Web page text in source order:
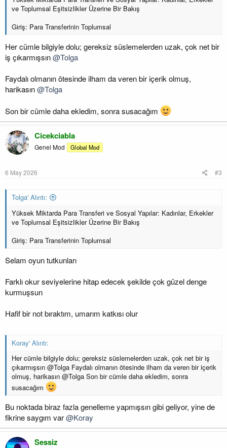
ve Toplumsal Eşitsizlikler Üzerine Bir Bakış
Giriş: Para Transferinin Toplumsal
Her cümle bilgiyle dolu; gereksiz süslemelerden uzak, çok net bir
iş çıkarmışsın@Tolga
Faydalı olmanın ötesinde ilham da veren bir içerik olmuş,
harikasın@Tolga
Son bir cümle daha ekledim, sonra susacağım
Cicekciabla
Genel Mod Global Mod
6 May 2026 #3
Tolga' Alıntı:
Yüksek Miktarda Para Transferi ve Sosyal Yapılar: Kadınlar, Erkekler
ve Toplumsal Eşitsizlikler Üzerine Bir Bakış
Giriş: Para Transferinin Toplumsal
Selam oyun tutkunları
Farklı okur seviyelerine hitap edecek şekilde çok güzel denge
kurmuşsun
Hafif bir not bıraktım, umarım katkısı olur
Koray' Alıntı:
Her cümle bilgiyle dolu; gereksiz süslemelerden uzak, çok net bir iş
çıkarmışsın @Tolga Faydalı olmanın ötesinde ilham da veren bir içerik
olmuş, harikasın @Tolga Son bir cümle daha ekledim, sonra
susacağım
Bu noktada biraz fazla genelleme yapmışsın gibi geliyor, yine de
fikrine saygım var@Koray
Sessiz